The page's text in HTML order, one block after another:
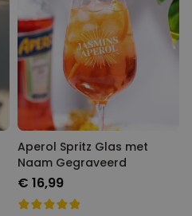
Aperol Spritz Glas met
Naam Gegraveerd
€ 16,99